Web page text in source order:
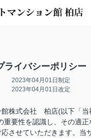
ライバシーポリシー
2023年04月01日制定
2023年04月01日改定
館株式会社 柏店(以下「当
重要性を認識し、その適正
させていただきます。当